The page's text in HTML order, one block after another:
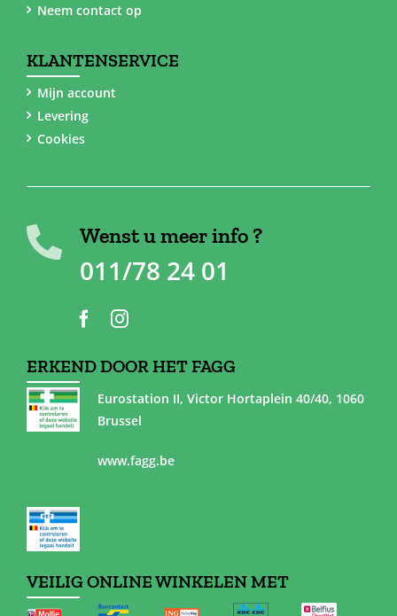
Neem contact op
KLANTENSERVICE
Mijn account
Levering
Cookies
Wenst u meer info ?
011/78 24 01
ERKEND DOOR HET FAGG
Eurostation II, Victor Hortaplein 40/40, 1060
Brussel
www.fagg.be
VEILIG ONLINE WINKELEN MET